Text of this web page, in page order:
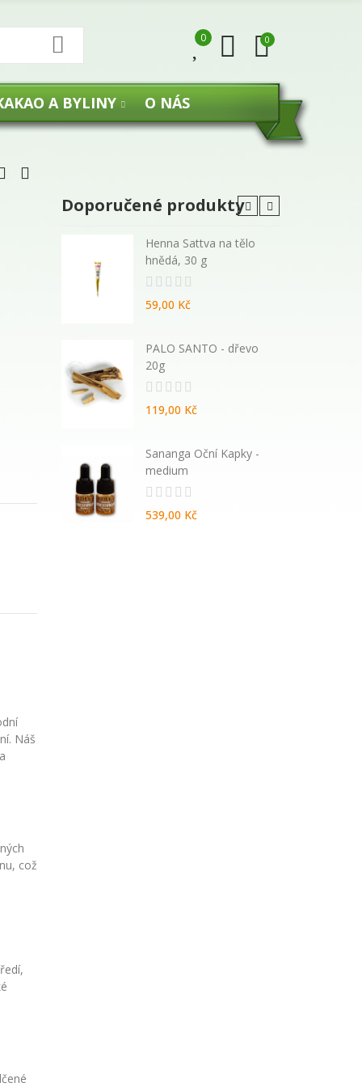
0 0
A BYLINY O NÁS
Náš
což
Doporučené produkty
Henna Sattva na tělo
hnědá, 30 g
59,00 Kč
PALO SANTO - dřevo
20g
119,00 Kč
Sananga Oční Kapky -
medium
539,00 Kč